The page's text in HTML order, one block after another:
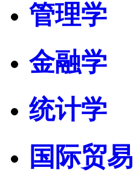
管理学
金融学
统计学
国际贸易